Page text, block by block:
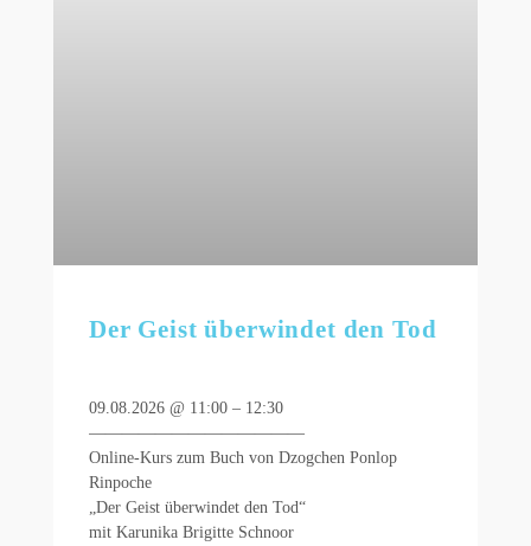
Der Geist überwindet den Tod
09.08.2026 @ 11:00 – 12:30
—————————————
Online-Kurs zum Buch von Dzogchen Ponlop
Rinpoche
„Der Geist überwindet den Tod“
mit Karunika Brigitte Schnoor